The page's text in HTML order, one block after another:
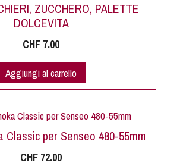
ZUCCHERO, PALETTE
DOLCEVITA
CHF 7.00
Aggiungi al carrello
Classic per Senseo 480-55mm
CHF 72.00